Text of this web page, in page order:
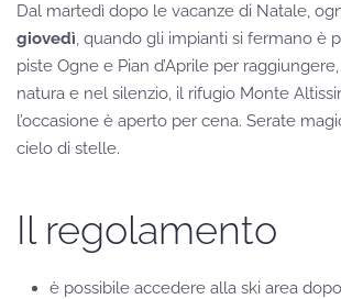
Dal martedì dopo le vacanze di Natale,
giovedì, quando gli impianti si fermano è
piste Ogne e Pian d’Aprile per
natura e nel silenzio, il rifugio Monte
l’occasione è aperto per cena. Serate
cielo di stelle.
Il regolamento
è possibile accedere alla ski area